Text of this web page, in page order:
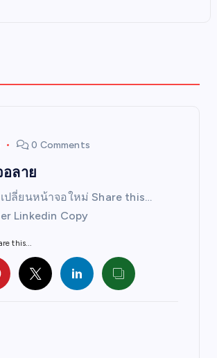
0 Comments
ลาย
ปลี่ยนหน้าจอใหม่ Share this…
Linkedin Copy
this...